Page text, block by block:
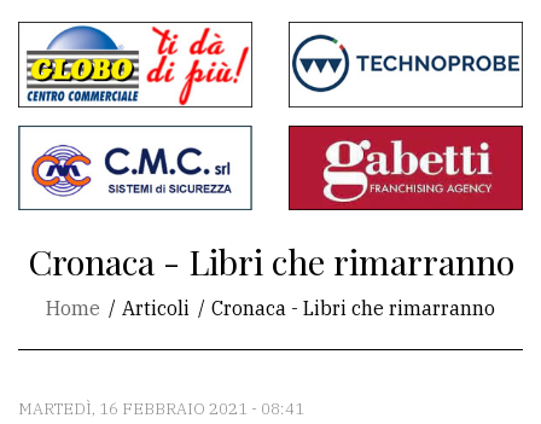
commenti
Contenuti
del
sito
CONTATTI
Cronaca - Libri che rimarranno
Home Articoli Cronaca - Libri che rimarranno
MARTEDÌ, 16 FEBBRAIO 2021 - 08:41